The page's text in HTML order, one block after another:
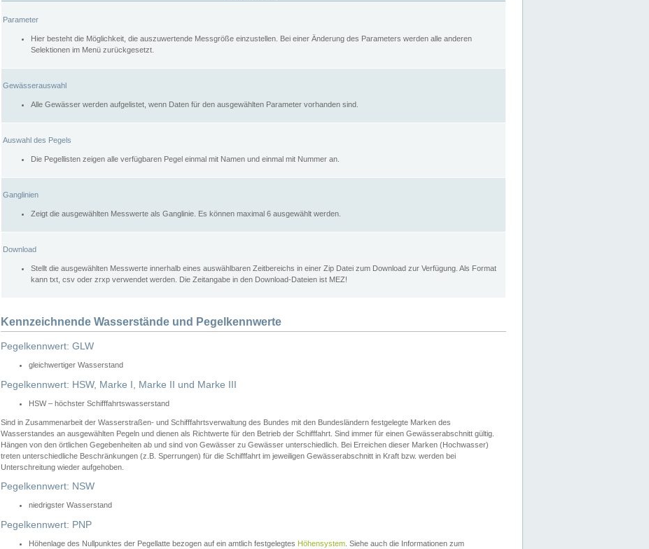
Parameter
Hier besteht die Möglichkeit, die auszuwertende Messgröße einzustellen. Bei einer Änderung des Parameters werden alle anderen
Selektionen im Menü zurückgesetzt.
Gewässerauswahl
Alle Gewässer werden aufgelistet, wenn Daten für den ausgewählten Parameter vorhanden sind.
Auswahl des Pegels
Die Pegellisten zeigen alle verfügbaren Pegel einmal mit Namen und einmal mit Nummer an.
Ganglinien
Zeigt die ausgewählten Messwerte als Ganglinie. Es können maximal 6 ausgewählt werden.
Download
Stellt die ausgewählten Messwerte innerhalb eines auswählbaren Zeitbereichs in einer Zip Datei zum Download zur Verfügung. Als Format
kann txt, csv oder zrxp verwendet werden. Die Zeitangabe in den Download-Dateien ist MEZ!
Kennzeichnende Wasserstände und Pegelkennwerte
Pegelkennwert: GLW
gleichwertiger Wasserstand
Pegelkennwert: HSW, Marke I, Marke II und Marke III
HSW – höchster Schifffahrtswasserstand
Sind in Zusammenarbeit der Wasserstraßen- und Schifffahrtsverwaltung des Bundes mit den Bundesländern festgelegte Marken des
Wasserstandes an ausgewählten Pegeln und dienen als Richtwerte für den Betrieb der Schifffahrt. Sind immer für einen Gewässerabschnitt gültig.
Hängen von den örtlichen Gegebenheiten ab und sind von Gewässer zu Gewässer unterschiedlich. Bei Erreichen dieser Marken (Hochwasser)
treten unterschiedliche Beschränkungen (z.B. Sperrungen) für die Schifffahrt im jeweiligen Gewässerabschnitt in Kraft bzw. werden bei
Unterschreitung wieder aufgehoben.
Pegelkennwert: NSW
niedrigster Wasserstand
Pegelkennwert: PNP
Höhenlage des Nullpunktes der Pegellatte bezogen auf ein amtlich festgelegtes Höhensystem . Siehe auch die Informationen zum